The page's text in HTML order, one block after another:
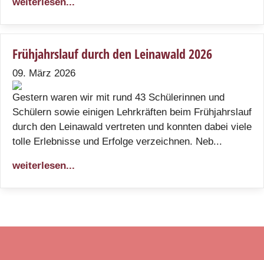
Frühjahrslauf durch den Leinawald 2026
09. März 2026
Gestern waren wir mit rund 43 Schülerinnen und
Schülern sowie einigen Lehrkräften beim Frühjahrslauf
durch den Leinawald vertreten und konnten dabei viele
tolle Erlebnisse und Erfolge verzeichnen. Neb...
weiterlesen...